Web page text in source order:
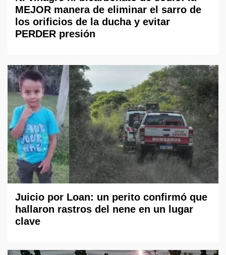
MEJOR manera de eliminar el sarro de
los orificios de la ducha y evitar
PERDER presión
Juicio por Loan: un perito confirmó que
hallaron rastros del nene en un lugar
clave